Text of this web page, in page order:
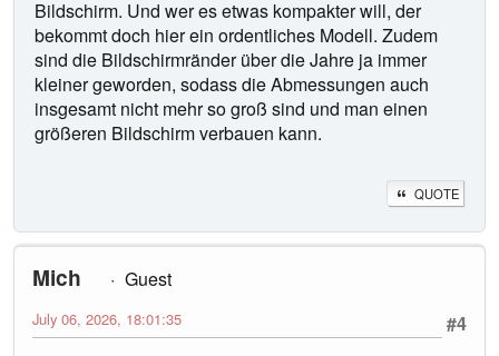
Bildschirm. Und wer es etwas kompakter will, der
bekommt doch hier ein ordentliches Modell. Zudem
sind die Bildschirmränder über die Jahre ja immer
kleiner geworden, sodass die Abmessungen auch
insgesamt nicht mehr so groß sind und man einen
größeren Bildschirm verbauen kann.
QUOTE
Mich
Guest
#4
July 06, 2026, 18:01:35